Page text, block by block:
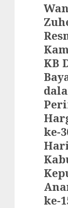
Wan
KB
ke-
ke-